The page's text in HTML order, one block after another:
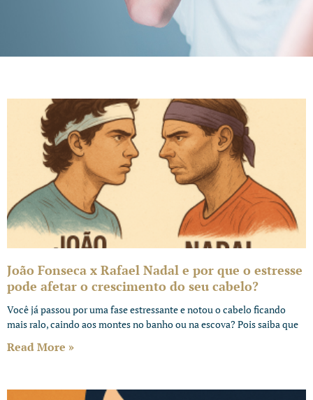
João Fonseca x Rafael Nadal e por que o estresse
pode afetar o crescimento do seu cabelo?
Você já passou por uma fase estressante e notou o cabelo ficando
mais ralo, caindo aos montes no banho ou na escova? Pois saiba que
Read More »